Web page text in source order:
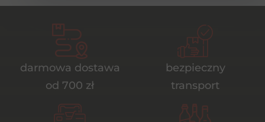
darmowa dostawa
od 700 zł
bezpieczny
transport